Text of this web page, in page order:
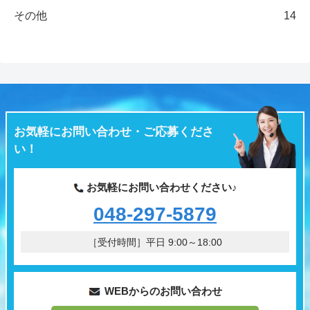
その他 14
お気軽にお問い合わせ・ご応募くださ
い！
お気軽にお問い合わせください♪
048-297-5879
［受付時間］平日 9:00～18:00
WEBからのお問い合わせ